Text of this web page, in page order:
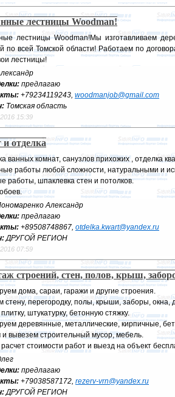
лестницы Woodman!
лестницы Woodman!Мы изготавливаем
по всей Томской области! Работаем по
лестницы!
предлагаю
+79234119243, woodmanjob@gmail.com
Томская область
15:39
и отделка
ванных комнат, санузлов прихожих , отделка
работы любой сложности, натуральными и
работы, шпаклевка стен и потолков.
Александр
предлагаю
+89508748867, otdelka.kwart@yandex.ru
ДРУГОЙ РЕГИОН
07:59
строений, стен, полов, крыш,
дома, сараи, гаражи и другие строения.
стену, перегородку, полы, крыши, заборы, окна,
штукатурку, бетонную стяжку.
деревянные, металлические, кирпичные,
вывезем строительный мусор, мебель.
стоимости работ и выезд на объект
предлагаю
+79038587172, rezerv-vrn@yandex.ru
ДРУГОЙ РЕГИОН